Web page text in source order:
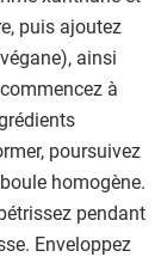
puis ajoutez
ainsi
commencez à
poursuivez
homogène.
pendant
Enveloppez